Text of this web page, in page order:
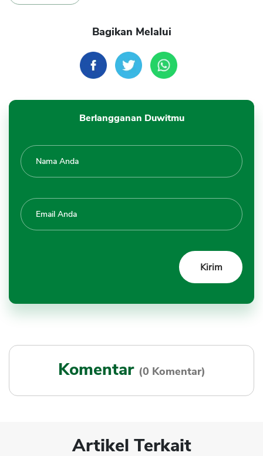
Bagikan Melalui
Berlangganan Duwitmu
Komentar (0 Komentar)
Artikel Terkait